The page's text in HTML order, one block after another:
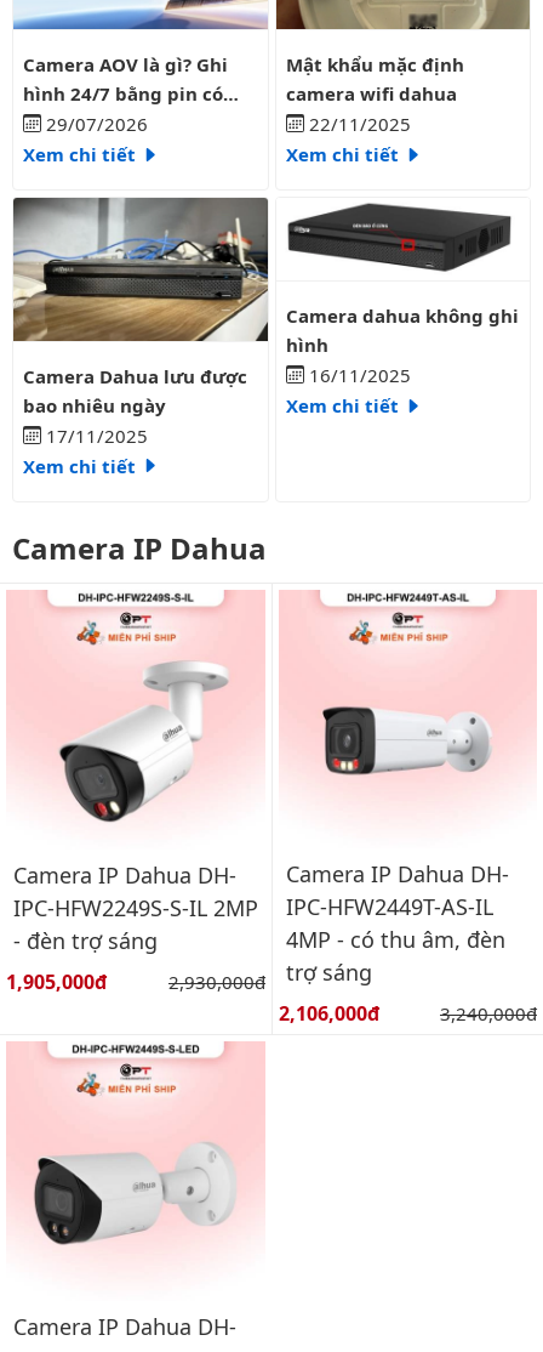
Camera AOV là gì? Ghi hình 24/7 bằng pin có liên tục?
Camera AOV là gì? Ghi
hình 24/7 bằng pin có
liên tục?
29/07/2026
Xem chi tiết
Mật khẩu mặc định camera
Mật khẩu mặc định
camera wifi dahua
22/11/2025
Xem chi tiết
Camera Dahua lưu được bao nhiêu ngày
Camera Dahua lưu được
bao nhiêu ngày
17/11/2025
Xem chi tiết
Camera dahua không ghi hình
Camera dahua không ghi
hình
16/11/2025
Xem chi tiết
Camera IP Dahua
Camera IP Dahua DH-
IPC-HFW2249S-S-IL 2MP
- đèn trợ sáng
Giá bán:
1,905,000đ Giá gốc:
2,930,000đ
Camera IP Dahua DH-
IPC-HFW2449T-AS-IL
4MP - có thu âm, đèn
trợ sáng
Giá bán:
2,106,000đ Giá gốc:
3,240,000đ
Camera IP Dahua DH-